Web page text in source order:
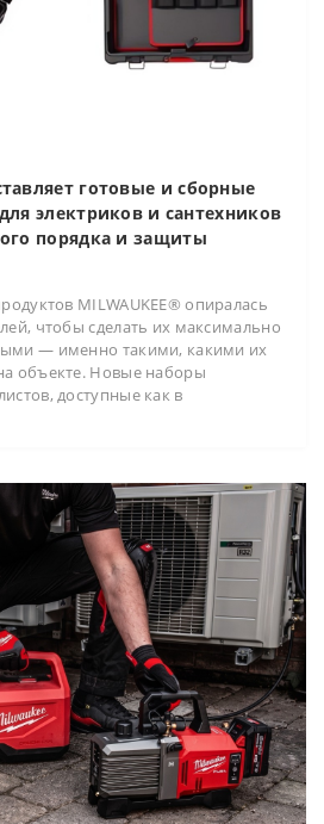
готовые и сборные
электриков и сантехников
порядка и защиты
MILWAUKEE® опиралась
чтобы сделать их максимально
— именно такими, какими их
объекте. Новые наборы
доступные как в